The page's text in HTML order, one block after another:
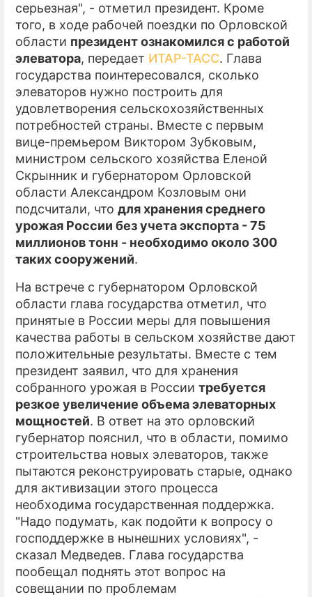
серьезная", - отметил президент. Кроме
того, в ходе рабочей поездки по Орловской
области президент ознакомился с работой
элеватора, передает ИТАР-ТАСС. Глава
государства поинтересовался, сколько
элеваторов нужно построить для
удовлетворения сельскохозяйственных
потребностей страны. Вместе с первым
вице-премьером Виктором Зубковым,
министром сельского хозяйства Еленой
Скрынник и губернатором Орловской
области Александром Козловым они
подсчитали, что для хранения среднего
урожая России без учета экспорта - 75
миллионов тонн - необходимо около 300
таких сооружений.
На встрече с губернатором Орловской
области глава государства отметил, что
принятые в России меры для повышения
качества работы в сельском хозяйстве дают
положительные результаты. Вместе с тем
президент заявил, что для хранения
собранного урожая в России требуется
резкое увеличение объема элеваторных
мощностей. В ответ на это орловский
губернатор пояснил, что в области, помимо
строительства новых элеваторов, также
пытаются реконструировать старые, однако
для активизации этого процесса
необходима государственная поддержка.
"Надо подумать, как подойти к вопросу о
господдержке в нынешних условиях", -
сказал Медведев. Глава государства
пообещал поднять этот вопрос на
совещании по проблемам